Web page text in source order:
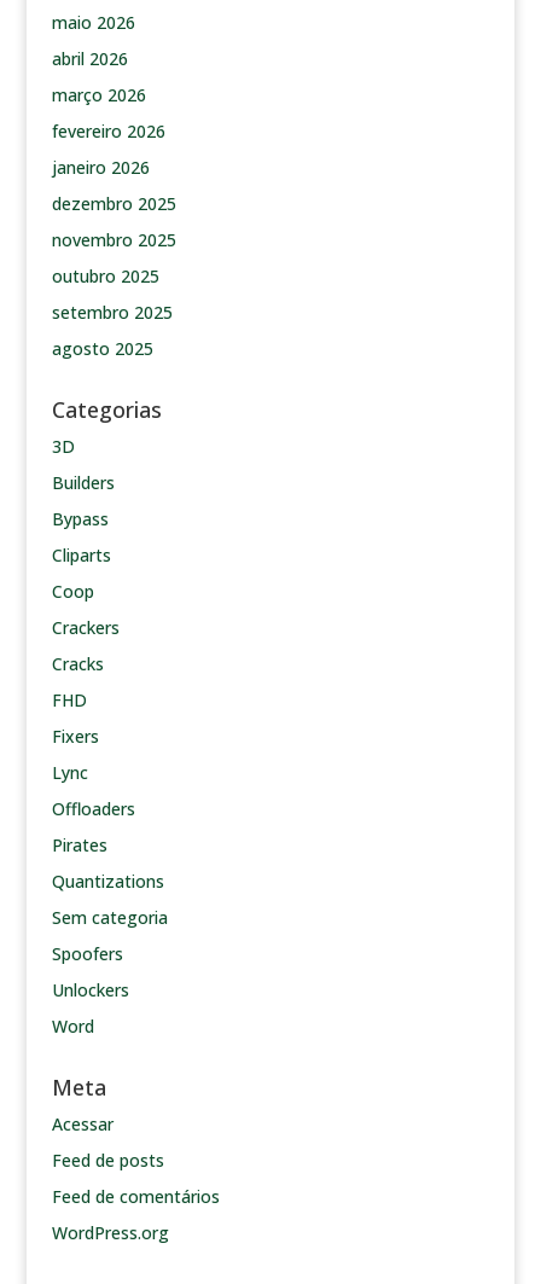
maio 2026
abril 2026
março 2026
fevereiro 2026
janeiro 2026
dezembro 2025
novembro 2025
outubro 2025
setembro 2025
agosto 2025
Categorias
3D
Builders
Bypass
Cliparts
Coop
Crackers
Cracks
FHD
Fixers
Lync
Offloaders
Pirates
Quantizations
Sem categoria
Spoofers
Unlockers
Word
Meta
Acessar
Feed de posts
Feed de comentários
WordPress.org